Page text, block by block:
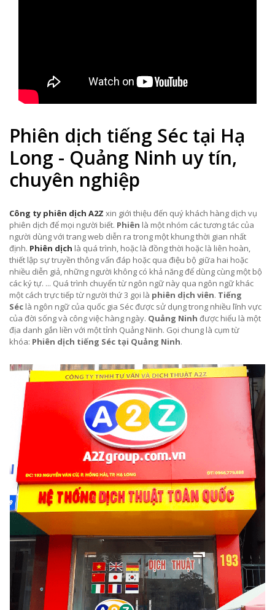
Phiên dịch tiếng Séc tại Hạ
Long - Quảng Ninh uy tín,
chuyên nghiệp
Công ty phiên dịch A2Z xin giới thiệu đến quý khách hàng dịch vụ
phiên dịch để mọi người biết. Phiên là một nhóm các tương tác của
người dùng với trang web diễn ra trong một khung thời gian nhất
định. Phiên dịch là quá trình, hoặc là đồng thời hoặc là liên hoàn,
thiết lập sự truyền thông vấn đáp hoặc qua điệu bộ giữa hai hoặc
nhiều diễn giả, những người không có khả năng để dùng cùng một bộ
các ký tự. ... Quá trình chuyển từ ngôn ngữ này qua ngôn ngữ khác
một cách trực tiếp từ người thứ 3 gọi là phiên dịch viên. Tiếng
Séc là ngôn ngữ của quốc gia Sécđược sử dụng trong nhiều lĩnh vực
của đời sống và công việc hàng ngày. Quảng Ninh được hiểu là một
địa danh gắn liền với một tỉnh Quảng Ninh. Gọi chung là cụm từ
khóa: Phiên dịch tiếng Séc tại Quảng Ninh.